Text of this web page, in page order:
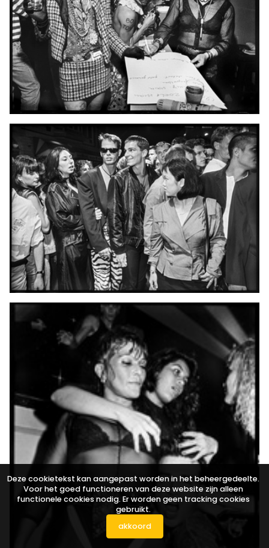
Deze cookietekst kan aangepast worden in het beheergedeelte.
Voor het goed functioneren van deze website zijn alleen
functionele cookies nodig. Er worden geen tracking cookies
gebruikt.
akkoord